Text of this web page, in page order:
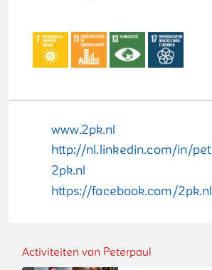
www.2pk.nl
2pk.nl
https://facebook.com/2pk.nl
Activiteiten van Peterpaul